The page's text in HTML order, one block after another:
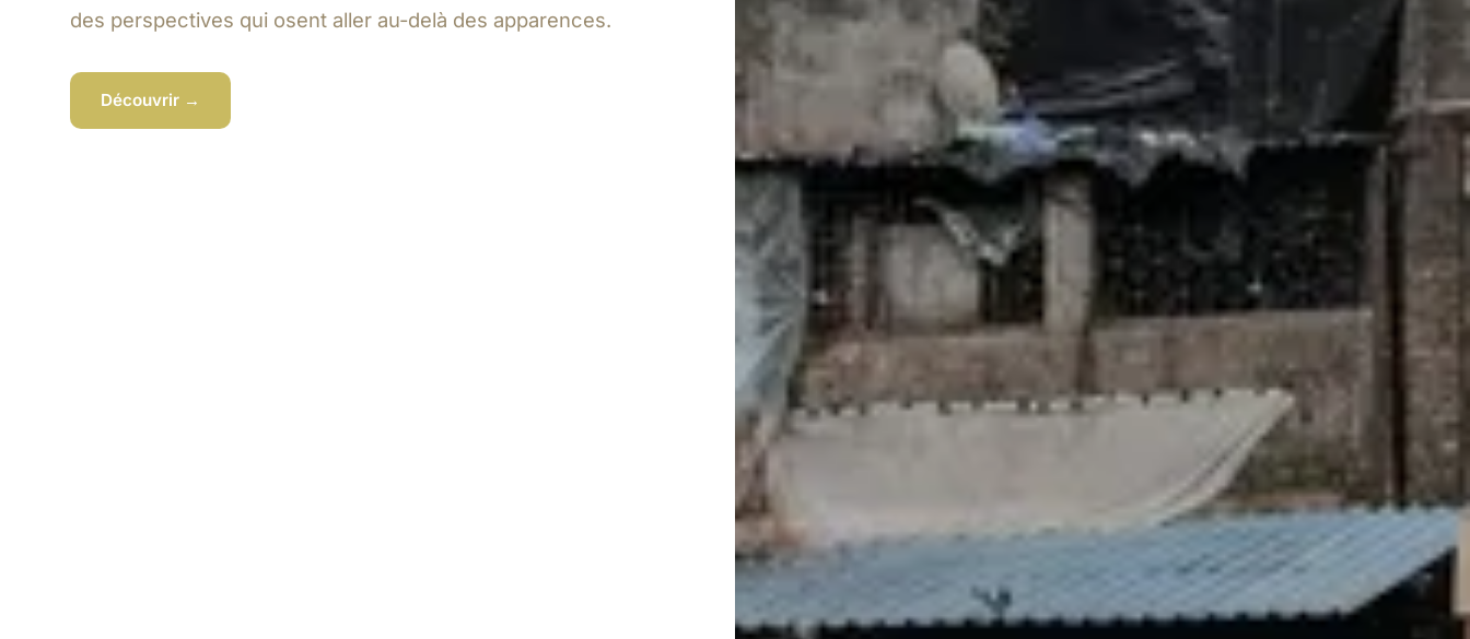
des perspectives qui osent aller au-delà des apparences.
Découvrir →